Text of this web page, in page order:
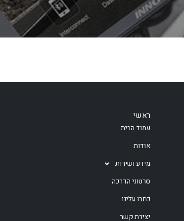
ראשי
עמוד הבית
אודות
מידע ושירות
סרטוני הדרכה
כתבו עלינו
יצירת קשר